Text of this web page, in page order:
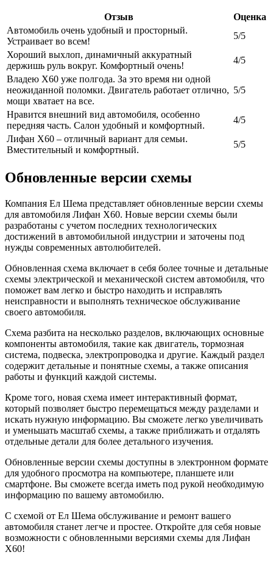
Отзыв
Оценка
Автомобиль очень удобный и просторный.
Устраивает во всем!
5/5
Хороший выхлоп, динамичный аккуратный
держишь руль вокруг. Комфортный очень!
4/5
Владею Х60 уже полгода. За это время ни одной
неожиданной поломки. Двигатель работает отлично,
мощи хватает на все.
5/5
Нравится внешний вид автомобиля, особенно
передняя часть. Салон удобный и комфортный.
4/5
Лифан Х60 – отличный вариант для семьи.
Вместительный и комфортный.
5/5
Обновленные версии схемы
Компания Ел Шема представляет обновленные версии схемы
для автомобиля Лифан Х60. Новые версии схемы были
разработаны с учетом последних технологических
достижений в автомобильной индустрии и заточены под
нужды современных автолюбителей.
Обновленная схема включает в себя более точные и детальные
схемы электрической и механической систем автомобиля, что
поможет вам легко и быстро находить и исправлять
неисправности и выполнять техническое обслуживание
своего автомобиля.
Схема разбита на несколько разделов, включающих основные
компоненты автомобиля, такие как двигатель, тормозная
система, подвеска, электропроводка и другие. Каждый раздел
содержит детальные и понятные схемы, а также описания
работы и функций каждой системы.
Кроме того, новая схема имеет интерактивный формат,
который позволяет быстро перемещаться между разделами и
искать нужную информацию. Вы сможете легко увеличивать
и уменьшать масштаб схемы, а также приближать и отдалять
отдельные детали для более детального изучения.
Обновленные версии схемы доступны в электронном формате
для удобного просмотра на компьютере, планшете или
смартфоне. Вы сможете всегда иметь под рукой необходимую
информацию по вашему автомобилю.
С схемой от Ел Шема обслуживание и ремонт вашего
автомобиля станет легче и простее. Откройте для себя новые
возможности с обновленными версиями схемы для Лифан
Х60!